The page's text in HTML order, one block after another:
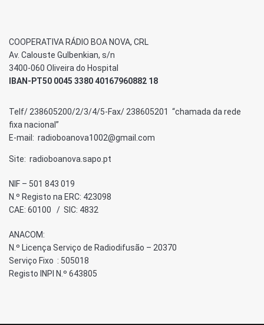
COOPERATIVA RÁDIO BOA NOVA, CRL
Av. Calouste Gulbenkian, s/n
3400-060 Oliveira do Hospital
IBAN-PT50 0045 3380 40167960882 18
Telf/ 238605200/2/3/4/5-Fax/ 238605201 “chamada da rede
fixa nacional”
E-mail: radioboanova1002@gmail.com
Site: radioboanova.sapo.pt
NIF – 501 843 019
N.º Registo na ERC: 423098
CAE: 60100 / SIC: 4832
ANACOM:
N.º Licença Serviço de Radiodifusão – 20370
Serviço Fixo : 505018
Registo INPI N.º 643805